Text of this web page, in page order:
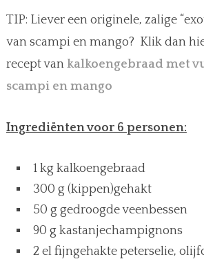
TIP: Liever een originele, zalige
van scampi en mango? Klik dan
recept van kalkoengebraad met
scampi en mango
Ingrediënten voor 6 personen:
1 kg kalkoengebraad
300 g (kippen)gehakt
50 g gedroogde veenbessen
90 g kastanjechampignons
2 el fijngehakte peterselie,